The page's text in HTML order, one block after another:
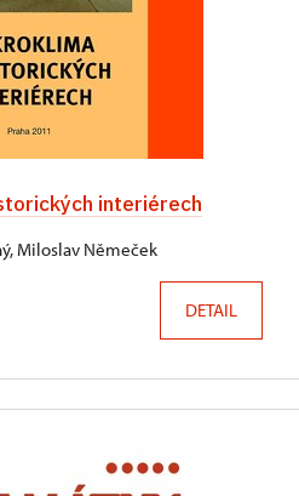
interiérech
Miloslav Němeček
DETAIL